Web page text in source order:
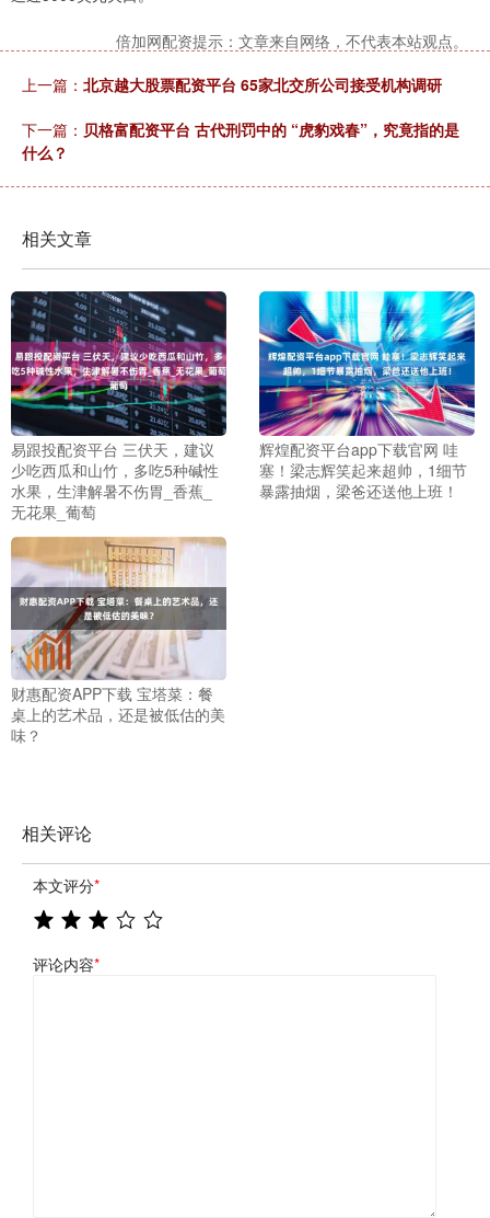
倍加网配资提示：文章来自网络，不代表本站观点。
上一篇： 北京越大股票配资平台 65家北交所公司接受机构调研
下一篇： 贝格富配资平台 古代刑罚中的 “虎豹戏春”，究竟指的是
什么？
相关文章
易跟投配资平台 三伏天，建议
少吃西瓜和山竹，多吃5种碱性
水果，生津解暑不伤胃_香蕉_
无花果_葡萄
辉煌配资平台app下载官网 哇
塞！梁志辉笑起来超帅，1细节
暴露抽烟，梁爸还送他上班！
财惠配资APP下载 宝塔菜：餐
桌上的艺术品，还是被低估的美
味？
相关评论
本文评分*
评论内容*